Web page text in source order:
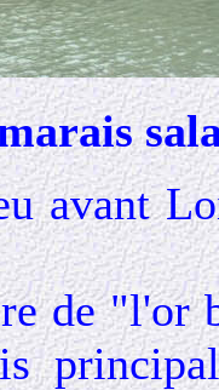
avant
de "l'or